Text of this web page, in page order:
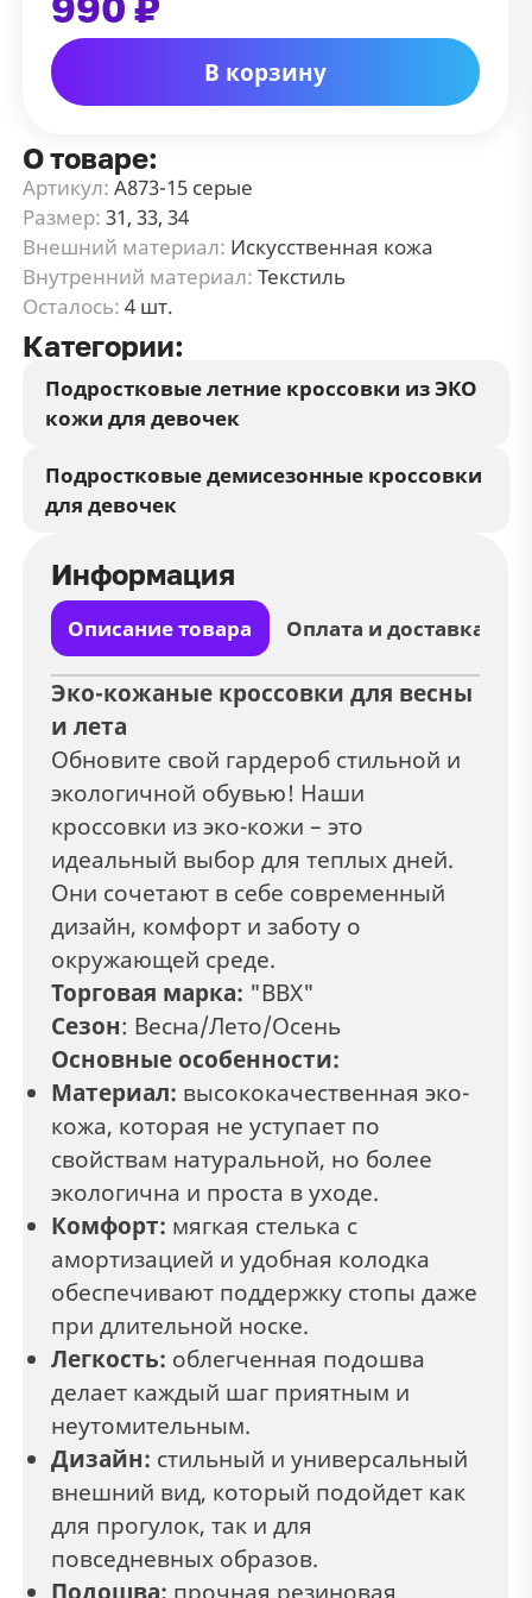
В корзину
О товаре:
Артикул: А873-15 серые
Размер: 31, 33, 34
Внешний материал: Искусственная кожа
Внутренний материал: Текстиль
Осталось: 4 шт.
Категории:
Подростковые летние кроссовки из ЭКО
кожи для девочек
Подростковые демисезонные кроссовки
для девочек
Информация
Описание товара Оплата и доставка
Эко-кожаные кроссовки для весны
и лета
Обновите свой гардероб стильной и
экологичной обувью! Наши
кроссовки из эко-кожи – это
идеальный выбор для теплых дней.
Они сочетают в себе современный
дизайн, комфорт и заботу о
окружающей среде.
Торговая марка: "BBX"
Сезон: Весна/Лето/Осень
Основные особенности:
Материал: высококачественная эко-
кожа, которая не уступает по
свойствам натуральной, но более
экологична и проста в уходе.
Комфорт: мягкая стелька с
амортизацией и удобная колодка
обеспечивают поддержку стопы даже
при длительной носке.
Легкость: облегченная подошва
делает каждый шаг приятным и
неутомительным.
Дизайн: стильный и универсальный
внешний вид, который подойдет как
для прогулок, так и для
повседневных образов.